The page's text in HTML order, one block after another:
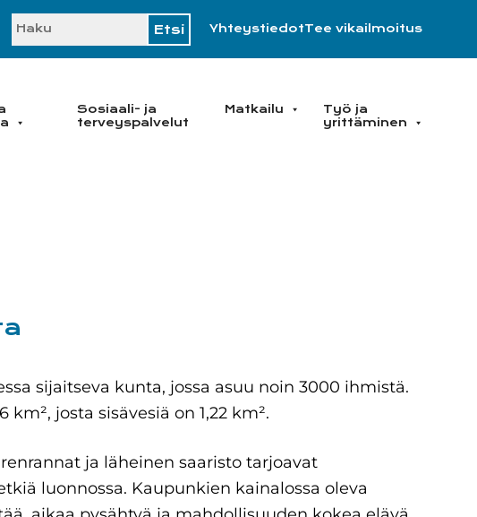
SEARCH
YhteystiedotTee vikailmoitus
Sosiaali- ja
terveyspalvelut
Matkailu
Työ ja
yrittäminen
sijaitseva kunta, jossa asuu noin 3000 ihmistä.
josta sisävesiä on 1,22 km².
ja läheinen saaristo tarjoavat
luonnossa. Kaupunkien kainalossa oleva